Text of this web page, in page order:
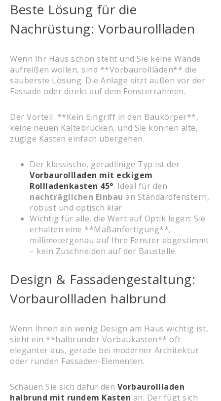
Beste Lösung für die
Nachrüstung: Vorbaurollladen
Wenn Ihr Haus schon steht und Sie keine Wände
aufreißen wollen, sind **Vorbaurollläden** die
sauberste Lösung. Die Anlage sitzt außen vor der
Fassade oder direkt auf dem Fensterrahmen.
Der Vorteil: **Kein Eingriff in den Baukörper**,
keine neuen Kältebrücken, und Sie können alte,
zugige Kästen einfach übergehen.
Der klassische, geradlinige Typ ist der
Vorbaurollladen mit eckigem
Rollladenkasten 45°. Ideal für den
nachträglichen Einbau an Standardfenstern,
robust und optisch klar.
Wichtig für alle, die Wert auf Optik legen: Sie
erhalten eine **Maßanfertigung**,
millimetergenau auf Ihre Fenster abgestimmt
– kein Zuschneiden auf der Baustelle.
Design & Fassadengestaltung:
Vorbaurollladen halbrund
Wenn Ihnen ein wenig Design am Haus wichtig ist,
sieht ein **halbrunder Vorbaukasten** oft
eleganter aus, gerade bei moderner Architektur
oder runden Fassaden-Elementen.
Schauen Sie sich dafür den Vorbaurollladen
halbrund mit rundem Kasten an. Der fügt sich